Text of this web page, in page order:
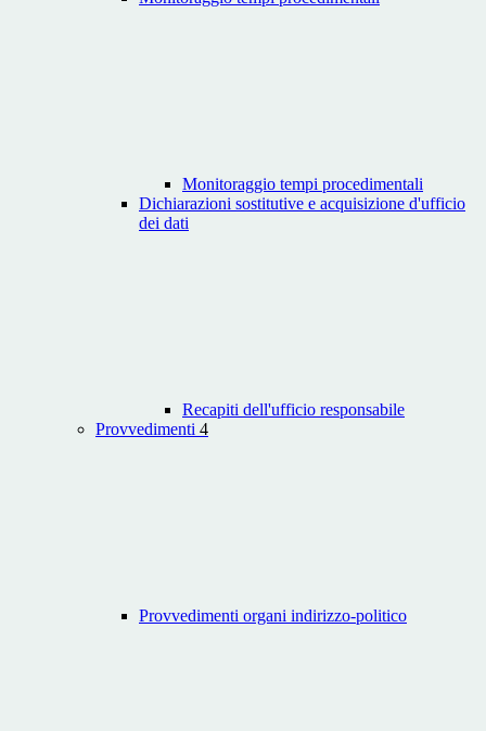
Monitoraggio tempi procedimentali
Dichiarazioni sostitutive e acquisizione d'ufficio
dei dati
Recapiti dell'ufficio responsabile
Provvedimenti 4
Provvedimenti organi indirizzo-politico